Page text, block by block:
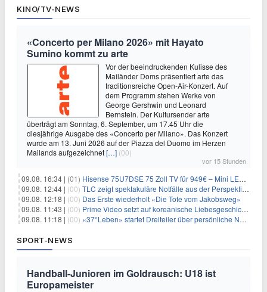
KINO/TV-NEWS
«Concerto per Milano 2026» mit Hayato
Sumino kommt zu arte
Vor der beeindruckenden Kulisse des
Mailänder Doms präsentiert arte das
traditionsreiche Open-Air-Konzert. Auf
dem Programm stehen Werke von
George Gershwin und Leonard
Bernstein. Der Kultursender arte
überträgt am Sonntag, 6. September, um 17.45 Uhr die
diesjährige Ausgabe des «Concerto per Milano». Das Konzert
wurde am 13. Juni 2026 auf der Piazza del Duomo im Herzen
Mailands aufgezeichnet[…] (00)
vor 15 Stunden
09.08. 16:34 | (01) Hisense 75U7DSE 75 Zoll TV für 949€ – Mini LED, 144Hz, 2026
09.08. 12:44 | (00) TLC zeigt spektakuläre Notfälle aus der Perspektive der Patienten
09.08. 12:18 | (00) Das Erste wiederholt «Die Tote vom Jakobsweg»
09.08. 11:43 | (00) Prime Video setzt auf koreanische Liebesgeschichte
09.08. 11:18 | (00) «37°Leben» startet Dreiteiler über persönliche Neuanfänge
SPORT-NEWS
Handball-Junioren im Goldrausch: U18 ist
Europameister